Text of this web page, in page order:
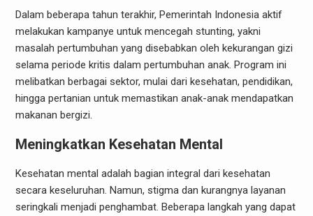
Dalam beberapa tahun terakhir, Pemerintah Indonesia aktif
melakukan kampanye untuk mencegah stunting, yakni
masalah pertumbuhan yang disebabkan oleh kekurangan gizi
selama periode kritis dalam pertumbuhan anak. Program ini
melibatkan berbagai sektor, mulai dari kesehatan, pendidikan,
hingga pertanian untuk memastikan anak-anak mendapatkan
makanan bergizi.
Meningkatkan Kesehatan Mental
Kesehatan mental adalah bagian integral dari kesehatan
secara keseluruhan. Namun, stigma dan kurangnya layanan
seringkali menjadi penghambat. Beberapa langkah yang dapat